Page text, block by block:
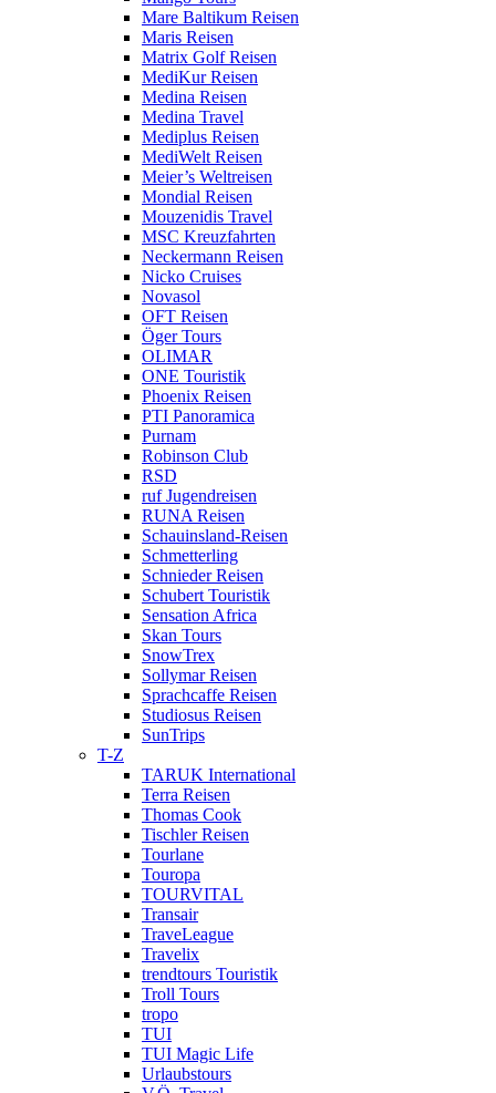
Mare Baltikum Reisen
Maris Reisen
Matrix Golf Reisen
MediKur Reisen
Medina Reisen
Medina Travel
Mediplus Reisen
MediWelt Reisen
Meier’s Weltreisen
Mondial Reisen
Mouzenidis Travel
MSC Kreuzfahrten
Neckermann Reisen
Nicko Cruises
Novasol
OFT Reisen
Öger Tours
OLIMAR
ONE Touristik
Phoenix Reisen
PTI Panoramica
Purnam
Robinson Club
RSD
ruf Jugendreisen
RUNA Reisen
Schauinsland-Reisen
Schmetterling
Schnieder Reisen
Schubert Touristik
Sensation Africa
Skan Tours
SnowTrex
Sollymar Reisen
Sprachcaffe Reisen
Studiosus Reisen
SunTrips
T-Z
TARUK International
Terra Reisen
Thomas Cook
Tischler Reisen
Tourlane
Touropa
TOURVITAL
Transair
TraveLeague
Travelix
trendtours Touristik
Troll Tours
tropo
TUI
TUI Magic Life
Urlaubstours